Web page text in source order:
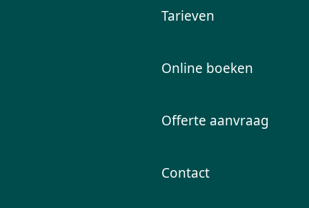
Tarieven
Online boeken
Offerte aanvraag
Contact